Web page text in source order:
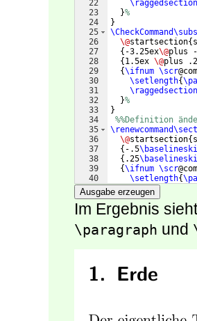
22
23
24
25
26
27
28
29
30
31
32
33
34
35
36
37
38
39
40
41
}%
}
\@startsection{
{ -3.25ex\@plus -
{ 1.5ex \@plus
{\ifnum \scr
\setlength{
}%
}
%%Definition
\@startsection{
{ -.5
{ .25
{\ifnum \scr
\setlength{
Ausgabe erzeugen
Im Ergebnis
\paragraph und